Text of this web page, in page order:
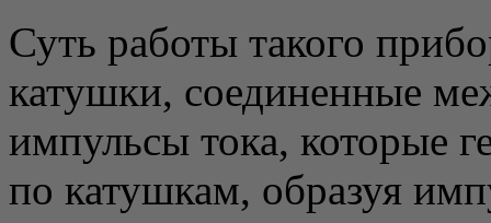
Суть работы такого
катушки, соединенные
импульсы тока, которые
по катушкам, образуя